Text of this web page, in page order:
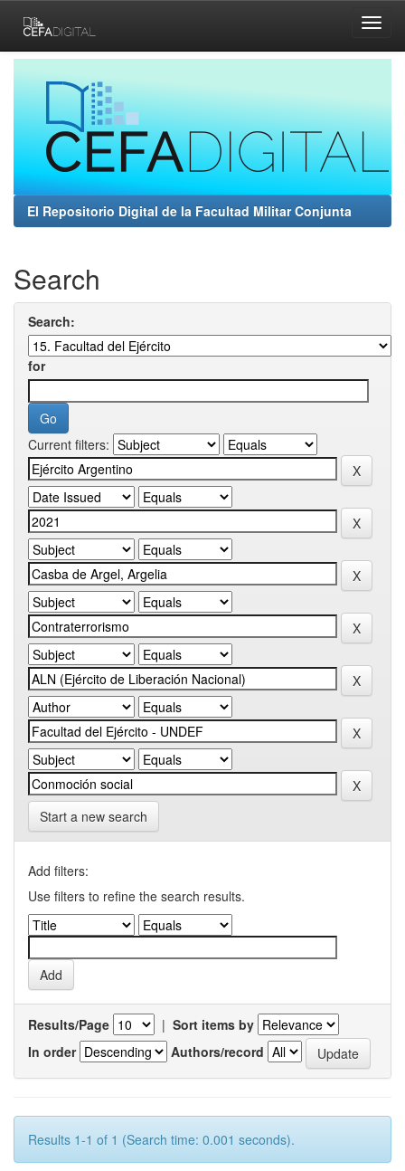
navigation
El Repositorio Digital de la Facultad Militar Conjunta
Search
Search:
for
Current filters:
Start a new search
Add filters:
Use filters to refine the search results.
Results/Page | Sort items by
In order
Authors/record
Results 1-1 of 1 (Search time: 0.001 seconds).